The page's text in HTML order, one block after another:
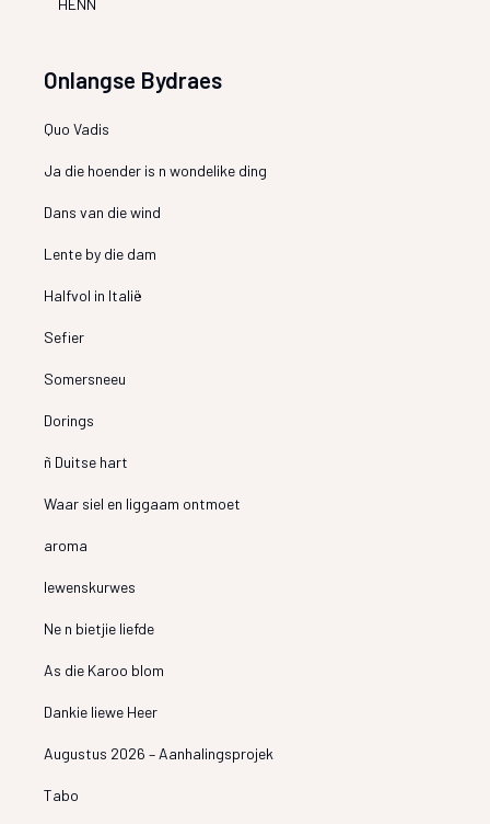
HENN
Onlangse Bydraes
Quo Vadis
Ja die hoender is n wondelike ding
Dans van die wind
Lente by die dam
Halfvol in Italië
Sefier
Somersneeu
Dorings
ñ Duitse hart
Waar siel en liggaam ontmoet
aroma
lewenskurwes
Ne n bietjie liefde
As die Karoo blom
Dankie liewe Heer
Augustus 2026 – Aanhalingsprojek
Tabo